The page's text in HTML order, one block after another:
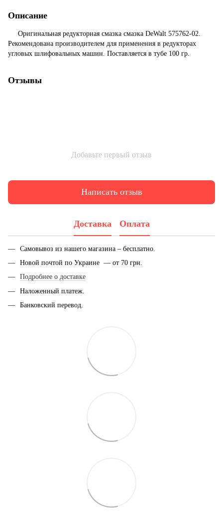
Описание
Оригинальная редукторная смазка смазка DeWalt 575762-02.
Рекомендована производителем для применения в редукторах
угловых шлифовальных машин. Поставляется в тубе 100 гр.
Отзывы
Добавьте первый отзыв
Написать отзыв
Доставка Оплата
Самовывоз из нашего магазина – бесплатно.
Новой почтой по Украине — от 70 грн.
Подробнее о доставке
Наложенный платеж.
Банковский перевод.